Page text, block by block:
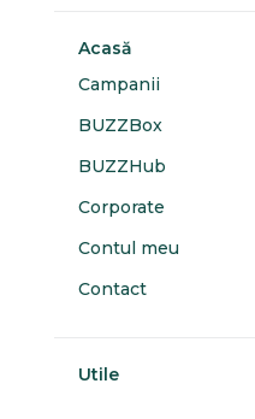
Acasă
Campanii
BUZZBox
BUZZHub
Corporate
Contul meu
Contact
Utile